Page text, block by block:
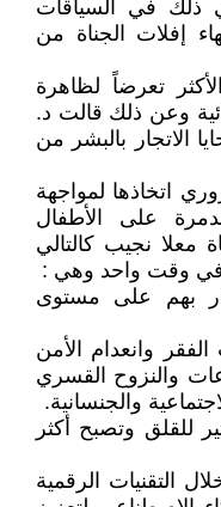
ذلك في السياقات
إفلات الجناة من
تعرضاً لظاهرة
وعن ذلك قالت د.
الاتجار بالبشر من
اتخاذها لمواجهة
على الأطفال
معلا نجيب كالتالي
في وقت واحد وهي :
بهم على مستوى
وانعدام الأمن
والنزوح القسري
والجنسانية.
للقلق وتصبح أكثر
التقنيات الرقمية